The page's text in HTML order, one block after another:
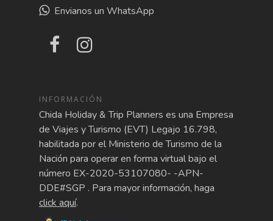
Envianos un WhatsApp
INFORMACIÓN
Chida Holiday & Trip Planners es una Empresa
de Viajes y Turismo (EVT) Legajo 16.798,
habilitada por el Ministerio de Turismo de la
Nación para operar en forma virtual bajo el
número EX-2020-53107080- -APN-
DDE#SGP . Para mayor información, haga
click aquí.